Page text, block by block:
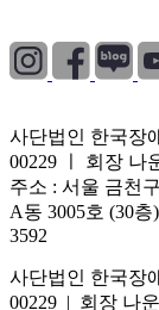
사단법인 한국장
00229 ㅣ 회장 나
주소 : 서울 금천
A동 3005호 (30
3592
사단법인 한국장
00229 | 회장 나